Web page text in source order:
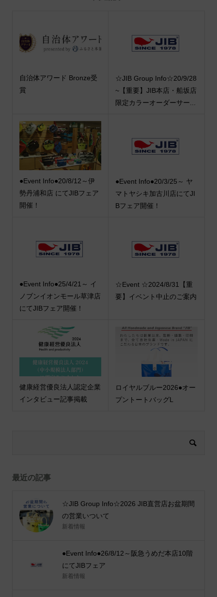
自治体アワード Bronze受
賞
☆JIB Group Info☆20/9/28
~【重要】JIB本店・船坂店
限定カラーオーダーサー...
●Event Info●20/8/12～伊
勢丹浦和店 にてJIBフェア
開催！
●Event Info●20/3/25～ ヤ
マトヤシキ加古川店にてJI
Bフェア開催！
●Event Info●25/4/21～ イ
ノブンイオンモール草津店
にてJIBフェア開催！
☆Event ☆2024/8/31【重
要】イベント中止のご案内
健康経営優良法人認定企業
インタビュー記事掲載
ロイヤルブルー2026●オー
プントートバッグL
最近の記事
☆JIB Group Info☆2026 JIB直営店お盆期間
の営業いついて
新着情報
●Event Info●26/8/12～阪急うめだ本店10階
にてJIBフェア
新着情報